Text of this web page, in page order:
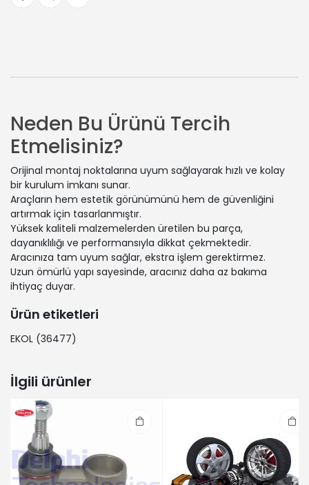
Neden Bu Ürünü Tercih
Etmelisiniz?
Orijinal montaj noktalarına uyum sağlayarak hızlı ve kolay
bir kurulum imkanı sunar.
Araçların hem estetik görünümünü hem de güvenliğini
artırmak için tasarlanmıştır.
Yüksek kaliteli malzemelerden üretilen bu parça,
dayanıklılığı ve performansıyla dikkat çekmektedir.
Aracınıza tam uyum sağlar, ekstra işlem gerektirmez.
Uzun ömürlü yapı sayesinde, aracınız daha az bakıma
ihtiyaç duyar.
Ürün etiketleri
EKOL (36477)
İlgili ürünler